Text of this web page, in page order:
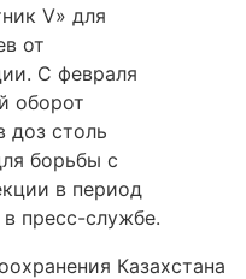
V» для
от
С февраля
оборот
доз столь
борьбы с
в период
пресс-службе.
Казахстана